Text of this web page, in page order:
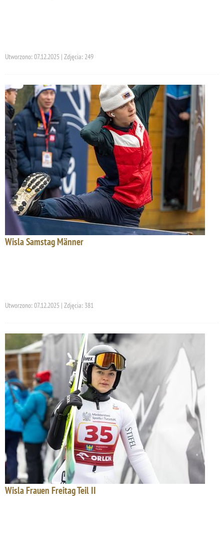
Utworzono: 07.12.2025 | Zdjęcia: 249
Wisla Samstag Männer
Utworzono: 07.12.2025 | Zdjęcia: 381
Wisla Frauen Freitag Teil II